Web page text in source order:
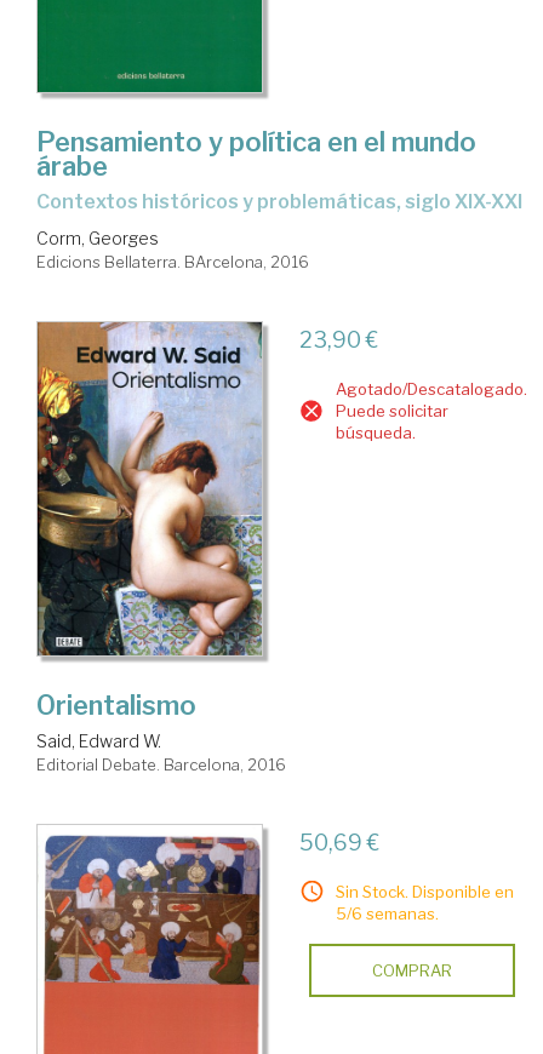
Pensamiento y política en el mundo
árabe
contextos históricos y problemáticas, siglo XIX-XXI
Corm, Georges
Edicions Bellaterra. BArcelona, 2016
23,90 €
Agotado/Descatalogado.
Puede solicitar
búsqueda.
Orientalismo
Said, Edward W.
Editorial Debate. Barcelona, 2016
50,69 €
Sin Stock. Disponible en
5/6 semanas.
COMPRAR